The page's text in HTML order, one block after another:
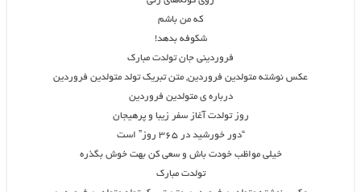
که من باشم
شکوفه بدهد!
فروردینی جان تولدت مبارک
عکس نوشته متولدین فروردین, متن تبریک تولد متولدین فروردین
درباره ی متولدین فروردین
روز تولدت آغاز سفر زیبا و پرهیجان
“دور خورشید در ۳۶۵ روز” است
خیلی مواظب خودت باش و سعی کن بهت خوش بگذره
تولدت مبارک